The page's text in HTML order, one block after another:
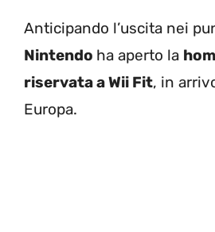
Anticipando l’uscita nei
Nintendo ha aperto la
riservata a Wii Fit, in
Europa.